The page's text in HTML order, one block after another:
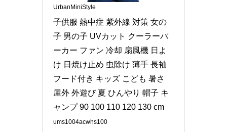
UrbanMiniStyle
子供服 熱中症 紫外線 対策 女の
子 男の子 UVカット クーラーパ
ーカー ファン 冷却 扇風機 日よ
け 日焼け止め 虫除け 薄手 長袖
フード付き キッズ こども 暑さ
屋外 外遊び 夏 ひんやり 帽子 キ
ャンプ 90 100 110 120 130 cm
ums1004acwhs100